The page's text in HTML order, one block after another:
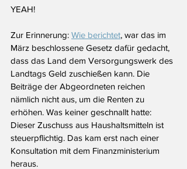
YEAH!
Zur Erinnerung: Wie berichtet, war das im
März beschlossene Gesetz dafür gedacht,
dass das Land dem Versorgungswerk des
Landtags Geld zuschießen kann. Die
Beiträge der Abgeordneten reichen
nämlich nicht aus, um die Renten zu
erhöhen. Was keiner geschnallt hatte:
Dieser Zuschuss aus Haushaltsmitteln ist
steuerpflichtig. Das kam erst nach einer
Konsultation mit dem Finanzministerium
heraus.